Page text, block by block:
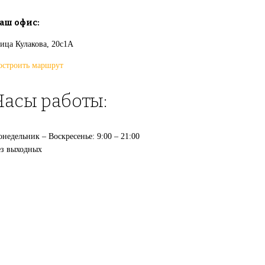
офис:
Кулакова, 20с1А
маршрут
работы:
– Воскресенье: 9:00 – 21:00
выходных